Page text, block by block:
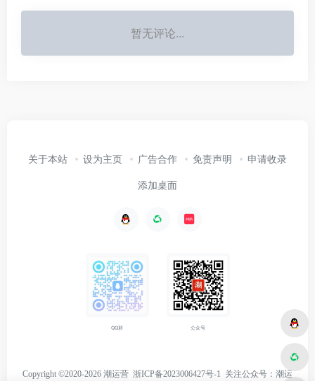
暂无评论...
关于本站 设为主页 广告合作 免责声明 申请收录
添加桌面
QQ群 公众号
Copyright ©2020-2026 潮运营 浙ICP备2023006427号-1 关注公众号：潮运